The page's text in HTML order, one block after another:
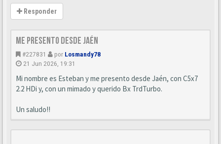
Responder
Me presento desde Jaén
#227831 por Losmandy78
21 Jun 2026, 19:31
Mi nombre es Esteban y me presento desde Jaén, con C5x7
2.2 HDi y, con un mimado y querido Bx TrdTurbo.
Un saludo!!